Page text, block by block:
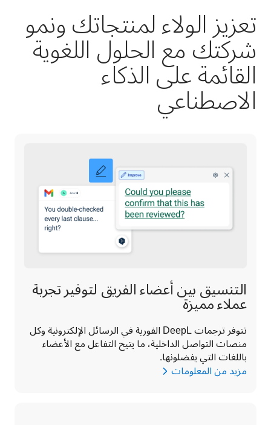
تعزيز الولاء لمنتجاتك ونمو
شركتك مع الحلول اللغوية
القائمة على الذكاء
الاصطناعي
التنسيق بين أعضاء الفريق لتوفير تجربة
عملاء مميزة
باللغات التي يفضلونها.
مزيد من المعلومات